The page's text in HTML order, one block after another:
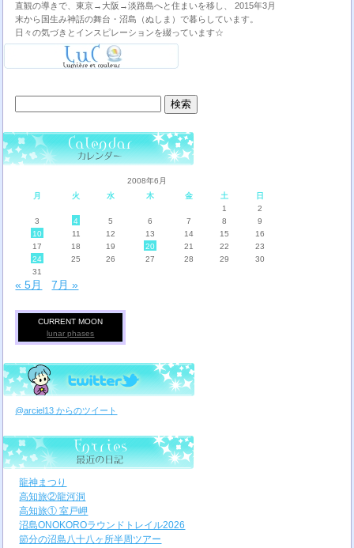
直観の導きで、東京→大阪→淡路島へと住まいを移し、 2015年3月
末から国生み神話の舞台・沼島（ぬしま）で暮らしています。
日々の気づきとインスピレーションを綴っています☆
索:
2008年6月
月
火 水 木 金 土
日
1
2
3
4 5 6 7 8
9
10
11 12 13 14 15
16
17
18 19 20 21 22
23
24
25 26 27 28 29
30
31
« 5月 7月 »
CURRENT MOON
lunar phases
@arciel13 からのツイート
龍神まつり
高知旅②龍河洞
高知旅① 室戸岬
沼島ONOKOROラウンドトレイル2026
節分の沼島八十八ヶ所半周ツアー